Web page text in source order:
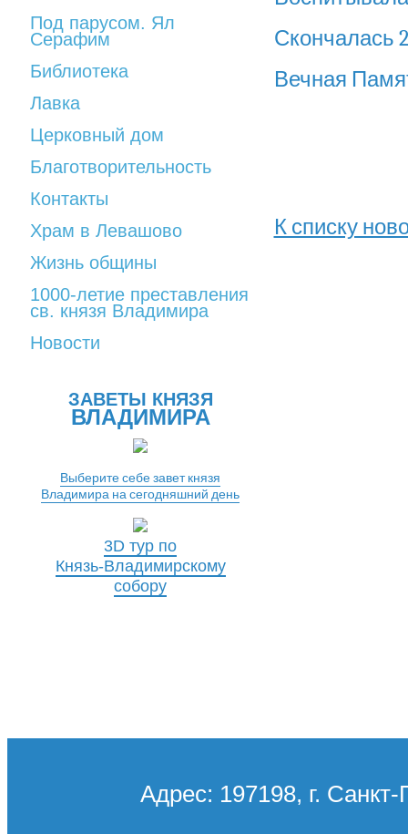
Под парусом. Ял
Серафим
Библиотека
Лавка
Церковный дом
Благотворительность
Контакты
Храм в Левашово
Жизнь общины
1000-летие преставления
св. князя Владимира
Новости
ЗАВЕТЫ КНЯЗЯ
ВЛАДИМИРА
Выберите себе завет князя
Владимира на сегодняшний день
3D тур по
Князь-Владимирскому
собору
Скончалась
Вечная
К списку
Адрес: 197198, г.